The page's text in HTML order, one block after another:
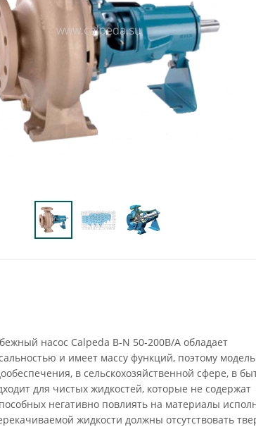
насос Calpeda B-N 50-200B/A обладает
и имеет массу функций, поэтому
в сельскохозяйственной сфере, в
для чистых жидкостей, которые не содержат
негативно повлиять на материалы
жидкости должны отсутствовать